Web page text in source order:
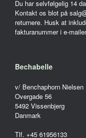
Du har selvfølgelig 14
Kontakt os blot på
returnere. Husk at
fakturanummer i e-
Bechabelle
v/ Benchaphorn Nielsen
Overgade 56
5492 Vissenbjerg
Danmark
Tlf. +45 61956133